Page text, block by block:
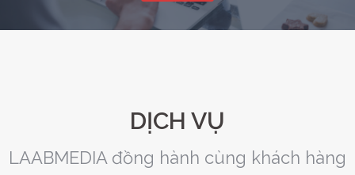
DỊCH VỤ
LAABMEDIA đồng hành cùng khách hàng